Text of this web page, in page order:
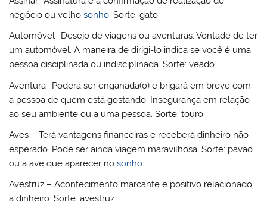
negócio ou velhosonho. Sorte: gato.
Automóvel- Desejo de viagens ou aventuras. Vontade de ter
um automóvel. A maneira de dirigi-lo indica se você é uma
pessoa disciplinada ou indisciplinada. Sorte: veado.
Aventura- Poderá ser enganada(o) e brigará em breve com
a pessoa de quem está gostando. Insegurança em relação
ao seu ambiente ou a uma pessoa. Sorte: touro.
Aves – Terá vantagens financeiras e receberá dinheiro não
esperado. Pode ser ainda viagem maravilhosa. Sorte: pavão
ou a ave que aparecer nosonho.
Avestruz – Acontecimento marcante e positivo relacionado
a dinheiro. Sorte: avestruz.